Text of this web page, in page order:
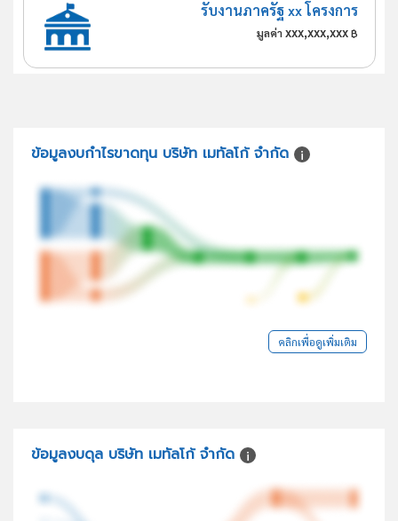
รับงานภาครัฐ xx โครงการ
มูลค่า xxx,xxx,xxx ฿
ข้อมูลงบกำไรขาดทุน บริษัท เมทัลโก้ จำกัด
คลิกเพื่อดูเพิ่มเติม
ข้อมูลงบดุล บริษัท เมทัลโก้ จำกัด